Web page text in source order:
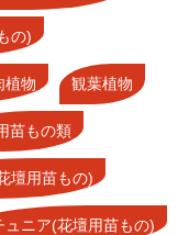
の)
植物 観葉植物
苗もの類
壇用苗もの)
ュニア(花壇用苗もの)